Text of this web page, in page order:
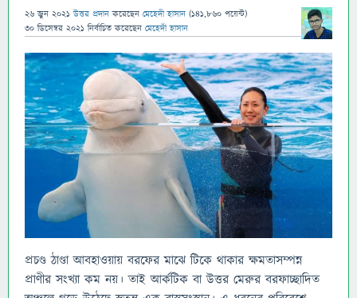
26 জুন 2021 উত্তর প্রদান করেছেন মেহেদী হাসান (141,860 পয়েন্ট)
30 ডিসেম্বর 2021 নির্বাচিত করেছেন মেহেদী হাসান
প্রচণ্ড ঠাণ্ডা আবহাওয়ায় বরফের মাঝে টিকে থাকার ক্ষমতাসম্পন্ন
প্রাণীর সংখ্যা কম নয়। তাই আর্কটিক বা উত্তর মেরুর বরফাচ্ছাদিত